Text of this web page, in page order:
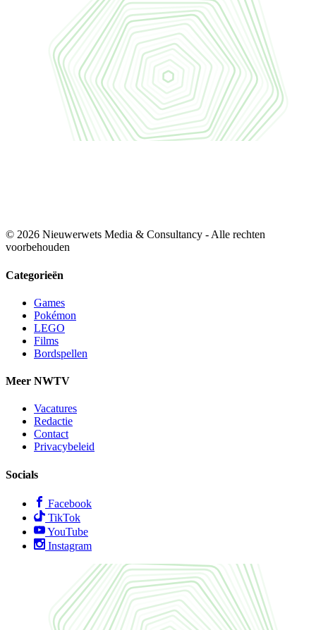
© 2026 Nieuwerwets Media & Consultancy - Alle rechten
voorbehouden
Categorieën
Games
Pokémon
LEGO
Films
Bordspellen
Meer NWTV
Vacatures
Redactie
Contact
Privacybeleid
Socials
Facebook
TikTok
YouTube
Instagram